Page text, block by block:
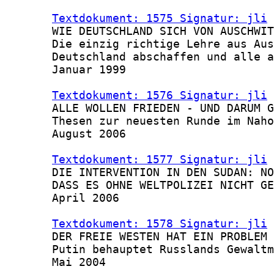
Textdokument: 1575 Signatur: jli
WIE DEUTSCHLAND SICH VON
Die einzig richtige Lehre aus
Deutschland abschaffen und alle
       Januar 1999
Textdokument: 1576 Signatur: jli
ALLE WOLLEN FRIEDEN - UND DARUM
Thesen zur neuesten Runde im
       August 2006
Textdokument: 1577 Signatur: jli
DIE INTERVENTION IN DEN SUDAN:
DASS ES OHNE WELTPOLIZEI NICHT
       April 2006
Textdokument: 1578 Signatur: jli
DER FREIE WESTEN HAT EIN
Putin behauptet Russlands
       Mai 2004